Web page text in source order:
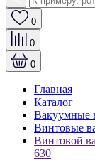
0
0
0
Главная
Каталог
Вакуумные
Винтовые
Винтовой
630